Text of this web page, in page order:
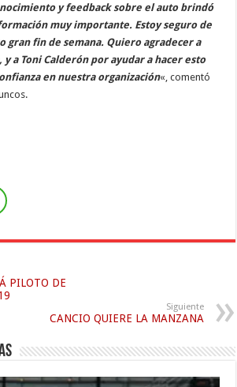
y feedback sobre el auto brindó
muy importante. Estoy seguro de
gran fin de semana. Quiero agradecer a
a Toni Calderón por ayudar a hacer esto
en nuestra organización«, comentó
PILOTO DE
Siguiente
CANCIO QUIERE LA MANZANA